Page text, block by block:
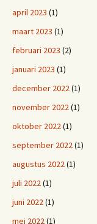
april 2023 (1)
maart 2023 (1)
februari 2023 (2)
januari 2023 (1)
december 2022(1)
november 2022(1)
oktober 2022(1)
september 2022(1)
augustus 2022(1)
juli 2022(1)
juni 2022(1)
mei 2022(1)